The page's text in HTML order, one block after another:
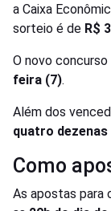
a Caixa
sorteio é de R$
O novo
feira (7).
Além dos
quatro dezenas
Como
As apostas para